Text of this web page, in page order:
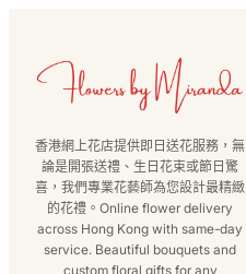
香港網上花店提供即日送花服務，無
論是開張送禮、生日花束或節日驚
喜，我們專業花藝師為您設計最精緻
的花禮。Online flower delivery
across Hong Kong with same-day
service. Beautiful bouquets and
custom floral gifts for any